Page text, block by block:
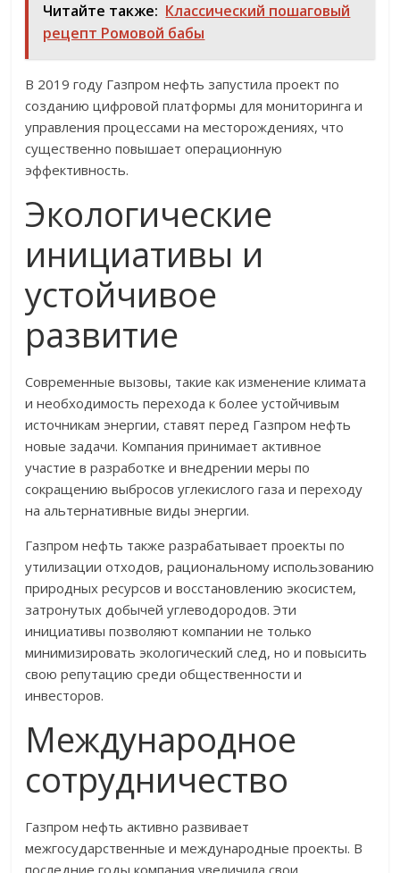
Читайте также: Классический пошаговый
рецепт Ромовой бабы
В 2019 году Газпром нефть запустила проект по
созданию цифровой платформы для мониторинга и
управления процессами на месторождениях, что
существенно повышает операционную
эффективность.
Экологические
инициативы и
устойчивое
развитие
Современные вызовы, такие как изменение климата
и необходимость перехода к более устойчивым
источникам энергии, ставят перед Газпром нефть
новые задачи. Компания принимает активное
участие в разработке и внедрении меры по
сокращению выбросов углекислого газа и переходу
на альтернативные виды энергии.
Газпром нефть также разрабатывает проекты по
утилизации отходов, рациональному использованию
природных ресурсов и восстановлению экосистем,
затронутых добычей углеводородов. Эти
инициативы позволяют компании не только
минимизировать экологический след, но и повысить
свою репутацию среди общественности и
инвесторов.
Международное
сотрудничество
Газпром нефть активно развивает
межгосударственные и международные проекты. В
последние годы компания увеличила свои